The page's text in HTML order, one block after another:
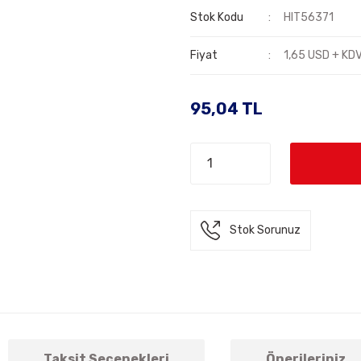
Stok Kodu HIT56371
Fiyat 1,65 USD +
95,04 TL
Stok Sorunuz